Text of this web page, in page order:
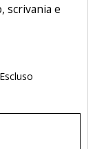
scrivania e